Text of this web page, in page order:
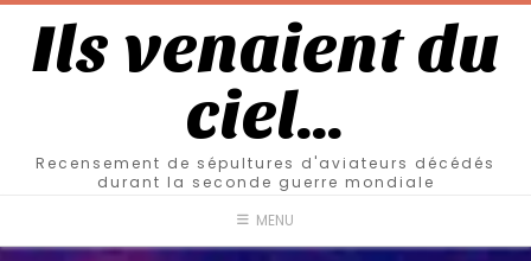
Ils venaient du
ciel…
Recensement de sépultures d'aviateurs décédés
durant la seconde guerre mondiale
MENU